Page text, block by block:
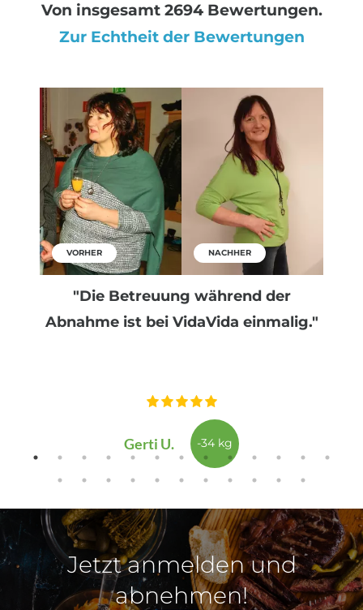
Von insgesamt 2694 Bewertungen.
Zur Echtheit der Bewertungen
VORHER NACHHER
"Die Betreuung während der
Abnahme ist bei VidaVida einmalig."
Gerti U. -34 kg
Jetzt anmelden und
abnehmen!